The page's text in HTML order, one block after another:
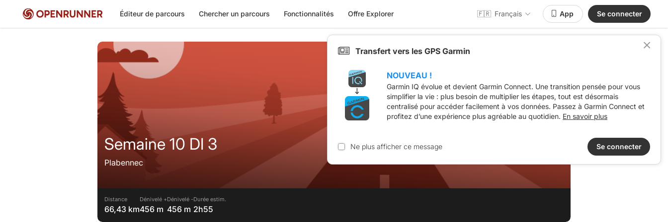
Éditeur de parcours Chercher un parcours Fonctionnalités Offre Explorer 🇫🇷 Français App Se connecter
Semaine 10 DI 3
Plabennec
Distance
66,43 km
Dénivelé +
456 m
Dénivelé -
456 m
Durée estim.
2h55
Transfert vers les GPS Garmin
NOUVEAU !
Garmin IQ évolue et devient Garmin Connect. Une transition pensée pour vous
simplifier la vie : plus besoin de multiplier les étapes, tout est désormais
centralisé pour accéder facilement à vos données. Passez à Garmin Connect et
profitez d’une expérience plus agréable au quotidien. En savoir plus
Ne plus afficher ce message Se connecter